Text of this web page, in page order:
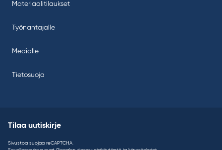
Materiaalitilaukset
Työnantajalle
Medialle
Tietosuoja
Tilaa uutiskirje
Sivustoa suojaa reCAPTCHA.